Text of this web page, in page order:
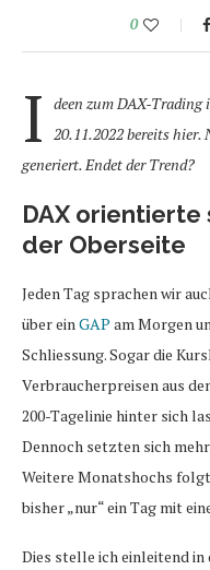
0
I deen zum DAX-Trading
20.11.2022 bereits hier.
generiert. Endet der Trend?
DAX orientierte
der Oberseite
Jeden Tag sprachen wir
über ein GAP am Morgen
Schliessung. Sogar die
Verbraucherpreisen aus
200-Tagelinie hinter sich
Dennoch setzten sich
Weitere Monatshochs
bisher „nur“ ein Tag mit
Dies stelle ich einleitend in